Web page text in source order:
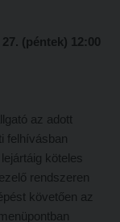
(péntek) 12:00
az adott
felhívásban
köteles
rendszeren
követően az